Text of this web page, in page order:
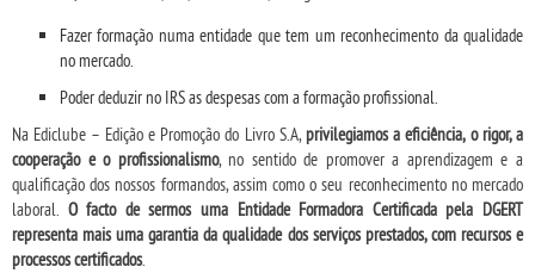
Fazer formação numa entidade que tem um reconhecimento da qualidade
no mercado.
Poder deduzir no IRS as despesas com a formação profissional.
Na Ediclube – Edição e Promoção do Livro S.A, privilegiamos a eficiência, o rigor, a
cooperação e o profissionalismo, no sentido de promover a aprendizagem e a
qualificação dos nossos formandos, assim como o seu reconhecimento no mercado
laboral. O facto de sermos uma Entidade Formadora Certificada pela DGERT
representa mais uma garantia da qualidade dos serviços prestados, com recursos e
processos certificados.